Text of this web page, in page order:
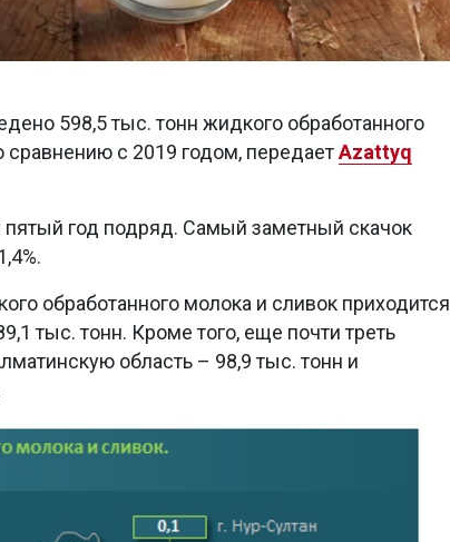
598,5 тыс. тонн жидкого обработанного
сравнению с 2019 годом, передаетAzattyq
пятый год подряд. Самый заметный скачок
обработанного молока и сливок приходится
тыс. тонн. Кроме того, еще почти треть
область – 98,9 тыс. тонн и